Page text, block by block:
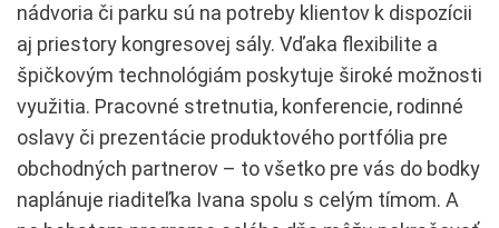
nádvoria či parku sú na potreby klientov k dispozícii
aj priestory kongresovej sály. Vďaka flexibilite a
špičkovým technológiám poskytuje široké možnosti
využitia. Pracovné stretnutia, konferencie, rodinné
oslavy či prezentácie produktového portfólia pre
obchodných partnerov – to všetko pre vás do bodky
naplánuje riaditeľka Ivana spolu s celým tímom. A